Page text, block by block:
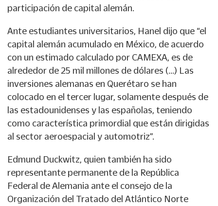
participación de capital alemán.
Ante estudiantes universitarios, Hanel dijo que “el
capital alemán acumulado en México, de acuerdo
con un estimado calculado por CAMEXA, es de
alrededor de 25 mil millones de dólares (…) Las
inversiones alemanas en Querétaro se han
colocado en el tercer lugar, solamente después de
las estadounidenses y las españolas, teniendo
como característica primordial que están dirigidas
al sector aeroespacial y automotriz”.
Edmund Duckwitz, quien también ha sido
representante permanente de la República
Federal de Alemania ante el consejo de la
Organización del Tratado del Atlántico Norte